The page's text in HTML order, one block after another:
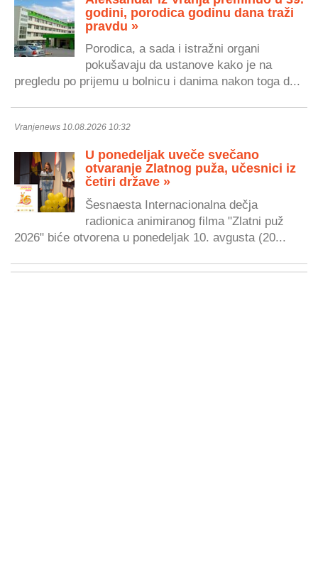
godini, porodica godinu dana traži
pravdu »
Porodica, a sada i istražni organi
pokušavaju da ustanove kako je na
pregledu po prijemu u bolnicu i danima nakon toga d...
Vranjenews 10.08.2026 10:32
U ponedeljak uveče svečano
otvaranje Zlatnog puža, učesnici iz
četiri države »
Šesnaesta Internacionalna dečja
radionica animiranog filma "Zlatni puž
2026" biće otvorena u ponedeljak 10. avgusta (20...